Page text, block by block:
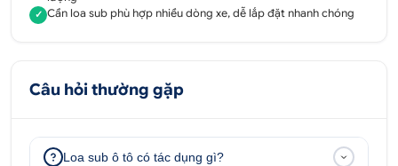
trên zin.
tuyệt vời
✓ Cần loa sub phù hợp nhiều dòng xe, dễ lắp đặt nhanh chóng
Câu hỏi thường gặp
Loa sub ô tô có tác dụng gì?